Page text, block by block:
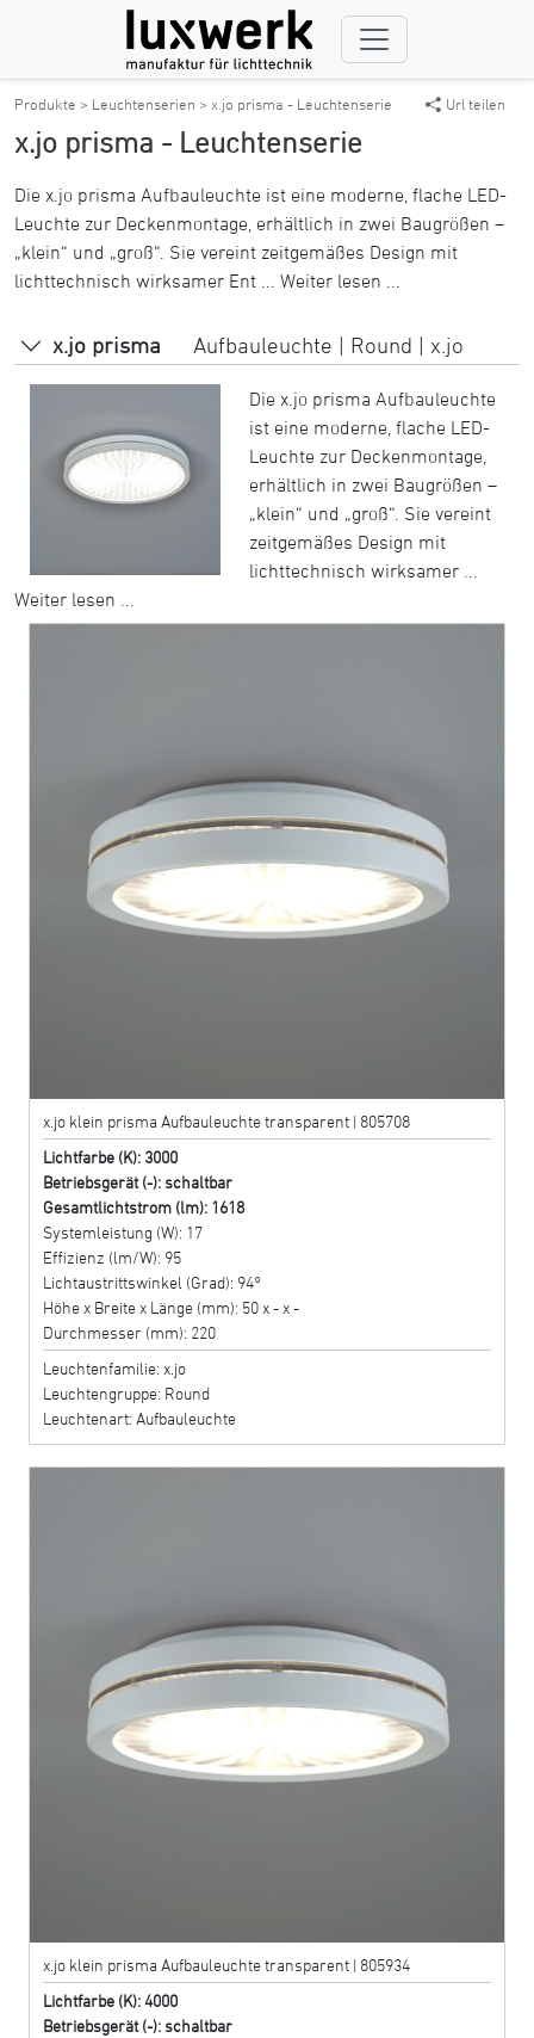
Produkte > Leuchtenserien > x.jo prisma - Leuchtenserie Url teilen
x.jo prisma - Leuchtenserie
Die x.jo prisma Aufbauleuchte ist eine moderne, flache LED-
Leuchte zur Deckenmontage, erhältlich in zwei Baugrößen –
„klein“ und „groß“. Sie vereint zeitgemäßes Design mit
lichttechnisch wirksamer Ent ... Weiter lesen ...
x.jo prisma Aufbauleuchte | Round | x.jo
Die x.jo prisma Aufbauleuchte
ist eine moderne, flache LED-
Leuchte zur Deckenmontage,
erhältlich in zwei Baugrößen –
„klein“ und „groß“. Sie vereint
zeitgemäßes Design mit
lichttechnisch wirksamer ...
Weiter lesen ...
x.jo klein prisma Aufbauleuchte transparent | 805708
Lichtfarbe (K): 3000
Betriebsgerät (-): schaltbar
Gesamtlichtstrom (lm): 1618
Systemleistung (W): 17
Effizienz (lm/W): 95
Lichtaustrittswinkel (Grad): 94°
Höhe x Breite x Länge (mm): 50 x - x -
Durchmesser (mm): 220
Leuchtenfamilie: x.jo
Leuchtengruppe: Round
Leuchtenart: Aufbauleuchte
x.jo klein prisma Aufbauleuchte transparent | 805934
Lichtfarbe (K): 4000
Betriebsgerät (-): schaltbar